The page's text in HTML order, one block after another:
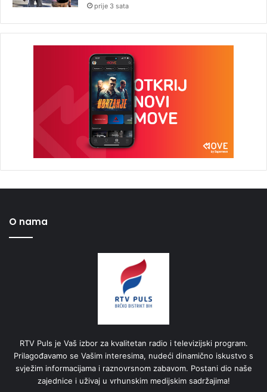
prije 3 sata
O nama
RTV Puls je Vaš izbor za kvalitetan radio i televizijski program.
Prilagođavamo se Vašim interesima, nudeći dinamično iskustvo s
svježim informacijama i raznovrsnom zabavom. Postani dio naše
zajednice i uživaj u vrhunskim medijskim sadržajima!